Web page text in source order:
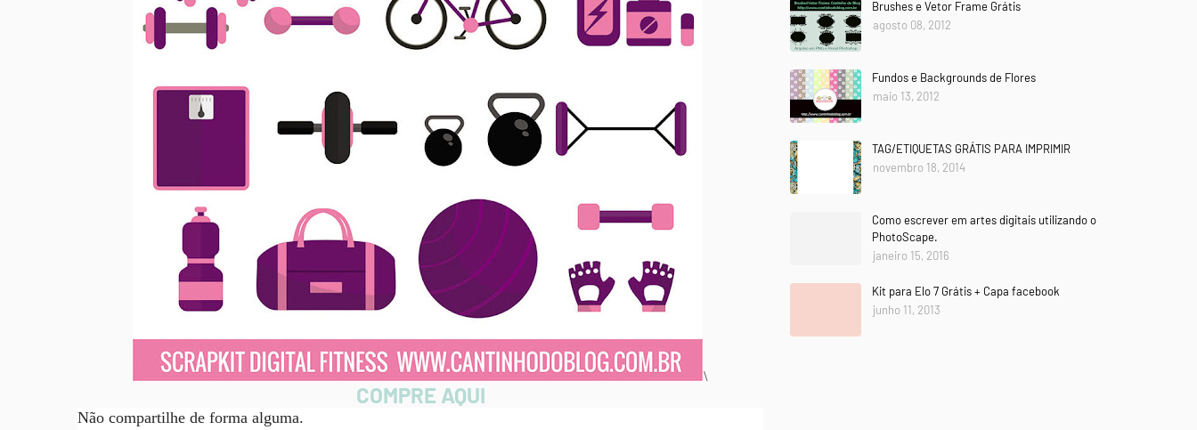
\
COMPRE AQUI
Não compartilhe de forma alguma.
Brushes e Vetor Frame Grátis
agosto 08, 2012
Fundos e Backgrounds de Flores
maio 13, 2012
TAG/ETIQUETAS GRÁTIS PARA IMPRIMIR
novembro 18, 2014
Como escrever em artes digitais utilizando o
PhotoScape.
janeiro 15, 2016
Kit para Elo 7 Grátis + Capa facebook
junho 11, 2013